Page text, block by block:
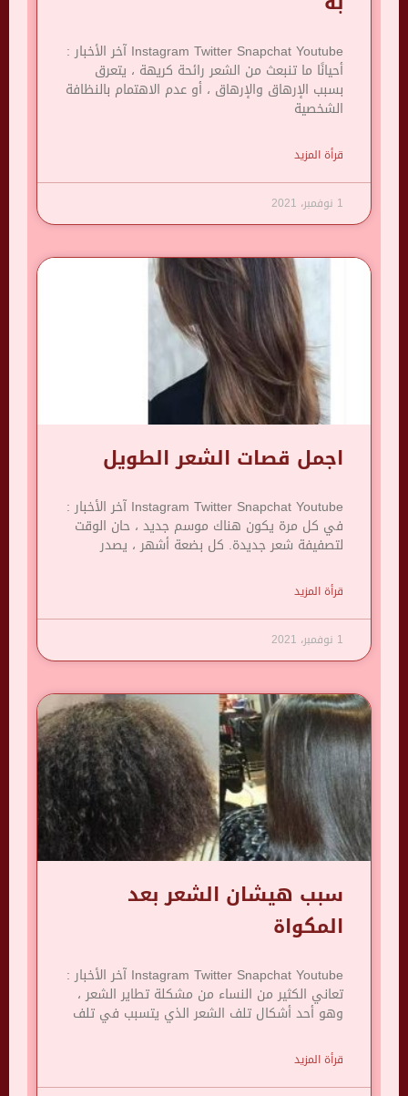
Instagram Twitter Snapchat Youtube آخر الأخبار :
أحيانًا ما تنبعث من الشعر رائحة كريهة ، يتعرق
بسبب الإرهاق والإرهاق ، أو عدم الاهتمام بالنظافة
الشخصية
قرأة المزيد
1 نوفمبر، 2021
اجمل قصات الشعر الطويل
Instagram Twitter Snapchat Youtube آخر الأخبار :
في كل مرة يكون هناك موسم جديد ، حان الوقت
لتصفيفة شعر جديدة. كل بضعة أشهر ، يصدر
قرأة المزيد
1 نوفمبر، 2021
سبب هيشان الشعر بعد
المكواة
Instagram Twitter Snapchat Youtube آخر الأخبار :
تعاني الكثير من النساء من مشكلة تطاير الشعر ،
وهو أحد أشكال تلف الشعر الذي يتسبب في تلف
قرأة المزيد